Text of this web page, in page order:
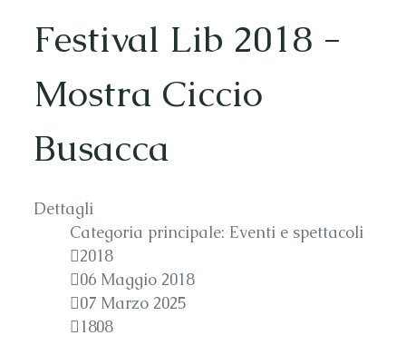
Festival Lib 2018 -
Mostra Ciccio
Busacca
Dettagli
Categoria principale: Eventi e spettacoli
2018
06 Maggio 2018
07 Marzo 2025
1808